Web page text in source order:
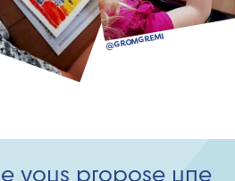
vous propose une